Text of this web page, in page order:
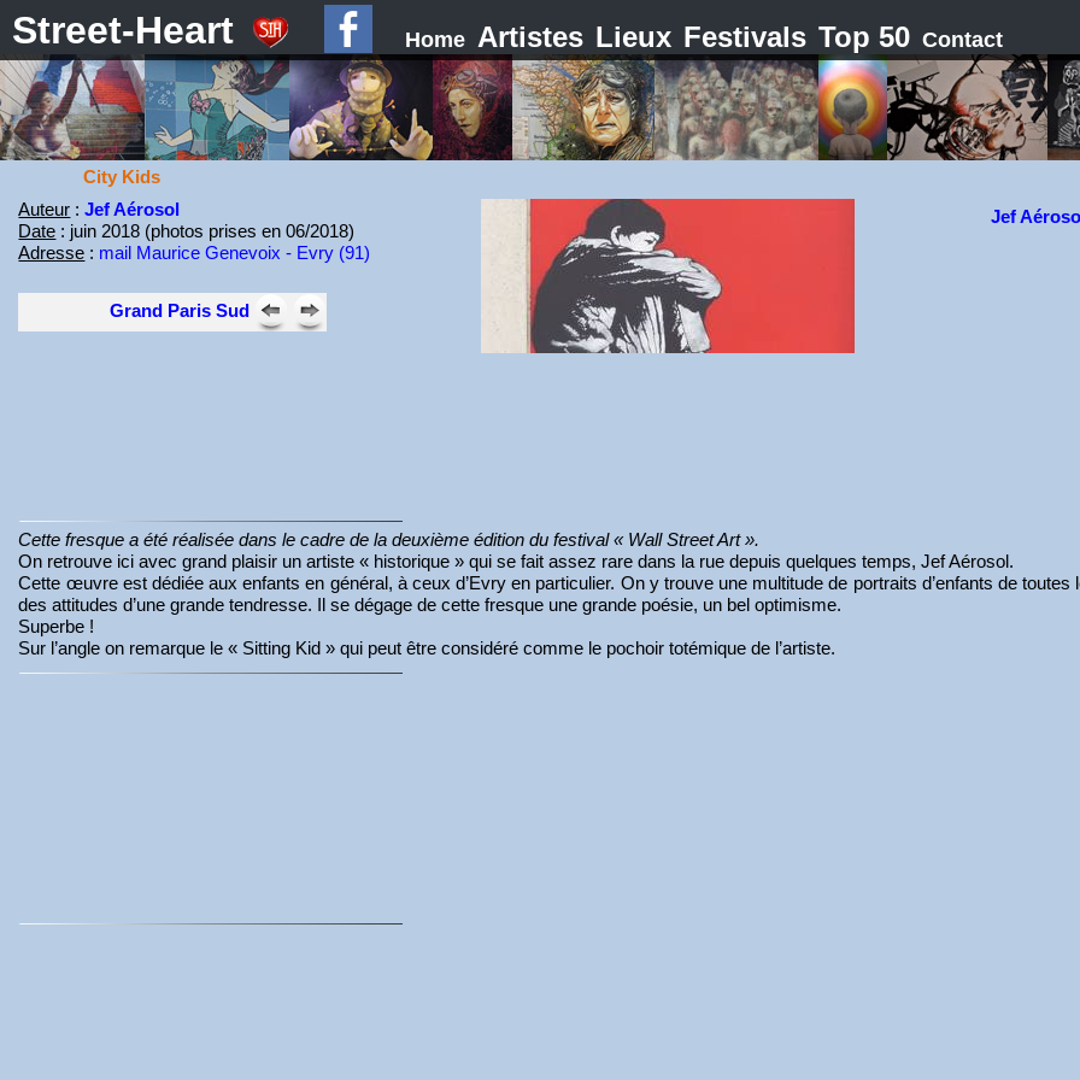
Street-Heart Home Artistes Lieux Festivals Top 50 Contact
City Kids
Auteur :Jef Aérosol
Date : juin 2018 (photos prises en 06/2018)
Adresse : mail Maurice Genevoix - Evry (91)
Grand Paris Sud
Jef
Cette fresque a été réalisée dans le cadre de la deuxième édition du festival « Wall Street Art ».
On retrouve ici avec grand plaisir un artiste « historique » qui se fait assez rare dans la rue depuis quelques temps, Jef Aérosol.
Cette œuvre est dédiée aux enfants en général, à ceux d’Evry en particulier. On y trouve une multitude de portraits d’enfants de toutes
des attitudes d’une grande tendresse. Il se dégage de cette fresque une grande poésie, un bel optimisme.
Superbe !
Sur l’angle on remarque le « Sitting Kid » qui peut être considéré comme le pochoir totémique de l’artiste.